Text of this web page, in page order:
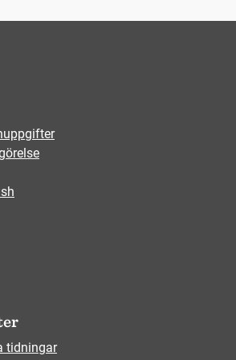
tidningar